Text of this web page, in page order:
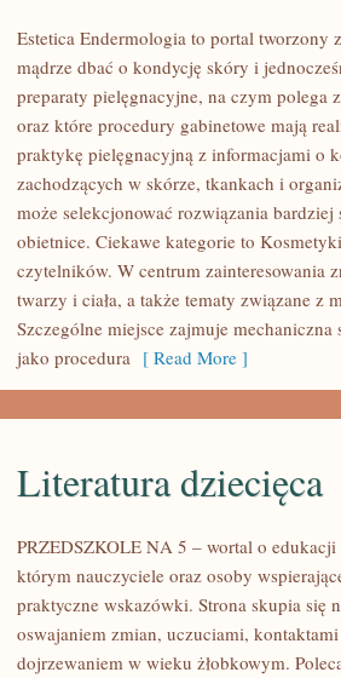
ANTI-
AGING
Estetica Endermologia to portal tworzony
mądrze dbać o kondycję skóry i
preparaty pielęgnacyjne, na czym polega
oraz które procedury gabinetowe mają
praktykę pielęgnacyjną z informacjami o
zachodzących w skórze, tkankach i
może selekcjonować rozwiązania
obietnice. Ciekawe kategorie to
czytelników. W centrum zainteresowania
twarzy i ciała, a także tematy związane z
Szczególne miejsce zajmuje
jako procedura [ Read More ]
Literatura dziecięca
PRZEDSZKOLE NA 5 – wortal o
którym nauczyciele oraz osoby
praktyczne wskazówki. Strona skupia się
oswajaniem zmian, uczuciami,
dojrzewaniem w wieku żłobkowym.